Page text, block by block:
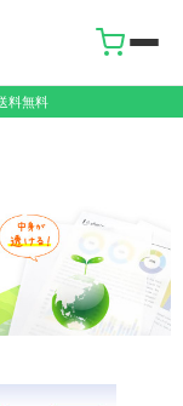
料無料